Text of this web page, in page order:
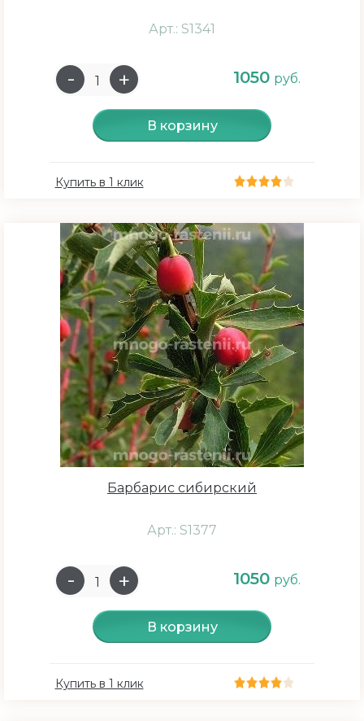
Арт.: S1341
1050 руб.
В корзину
Купить в 1 клик
Барбарис сибирский
Арт.: S1377
1050 руб.
В корзину
Купить в 1 клик
Средний
Плодоношение
3-4 год
5 год
6 год
Морозоустойчивость
Цвет растения
Желтый
Белый